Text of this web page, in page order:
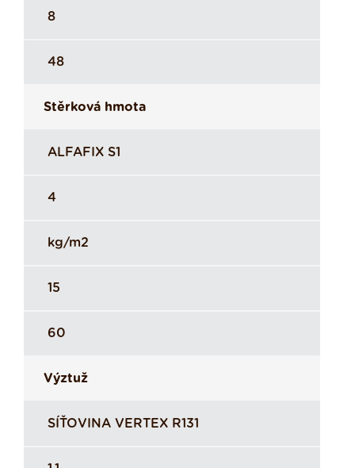
8
48
Stěrková hmota
ALFAFIX S1
4
kg/m2
15
60
Výztuž
SÍŤOVINA VERTEX R131